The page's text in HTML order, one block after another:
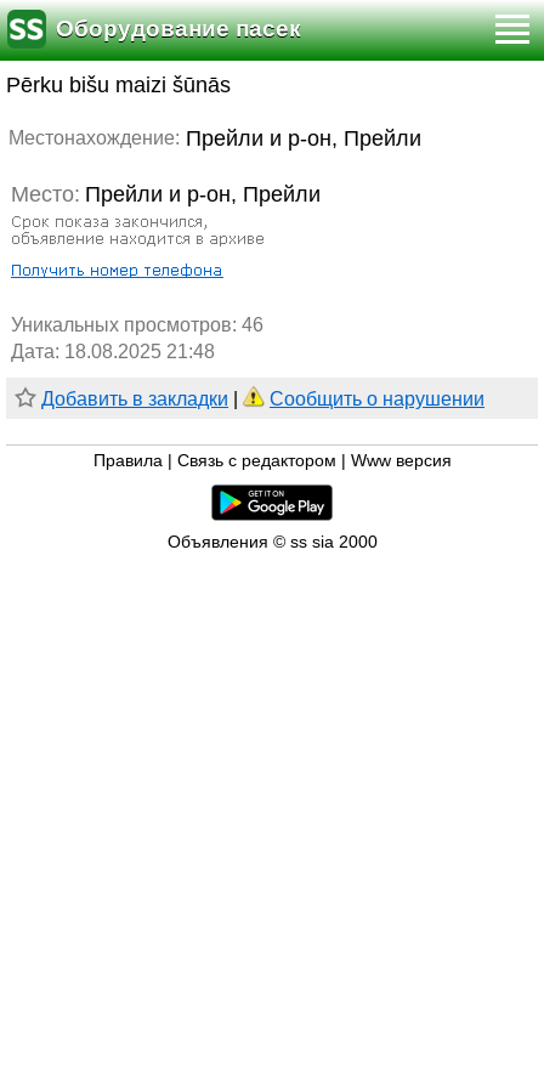
Оборудование пасек
Pērku bišu maizi šūnās
Местонахождение: Прейли и р-он, Прейли
Место: Прейли и р-он, Прейли
Уникальных просмотров: 46
Дата: 18.08.2025 21:48
Добавить в закладки Сообщить о нарушении
Правила Связь с редактором Www версия
Объявления © ss sia 2000